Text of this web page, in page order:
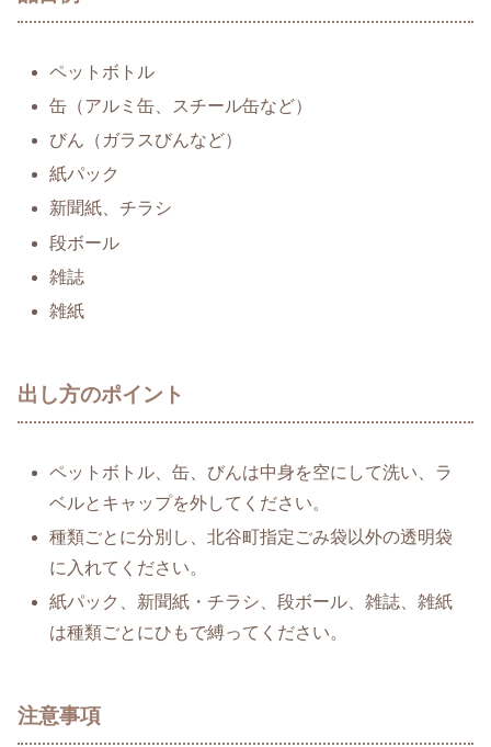
ペットボトル
缶（アルミ缶、スチール缶など）
びん（ガラスびんなど）
紙パック
新聞紙、チラシ
段ボール
雑誌
雑紙
出し方のポイント
ペットボトル、缶、びんは中身を空にして洗い、ラ
ベルとキャップを外してください。
種類ごとに分別し、北谷町指定ごみ袋以外の透明袋
に入れてください。
紙パック、新聞紙・チラシ、段ボール、雑誌、雑紙
は種類ごとにひもで縛ってください。
注意事項